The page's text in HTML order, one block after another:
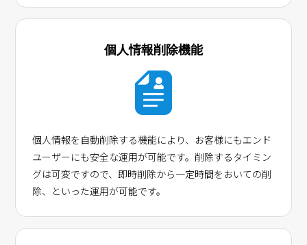
個人情報削除機能
個人情報を自動削除する機能により、お客様にもエンド
ユーザーにも安全な運用が可能です。削除するタイミン
グは可変ですので、即時削除から一定時間をおいての削
除、といった運用が可能です。